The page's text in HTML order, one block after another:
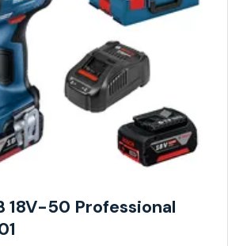
18V-50 Professional